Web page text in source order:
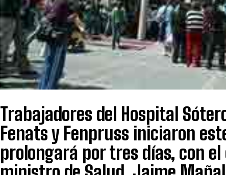
Trabajadores del Hospital
Fenats y Fenpruss iniciaron
prolongará por tres días, con